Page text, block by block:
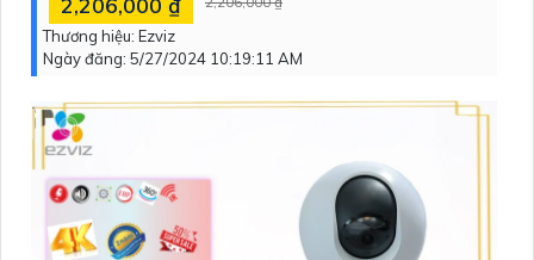
2,206,000 ₫
Thương hiệu: Ezviz
Ngày đăng: 5/27/2024 10:19:11 AM